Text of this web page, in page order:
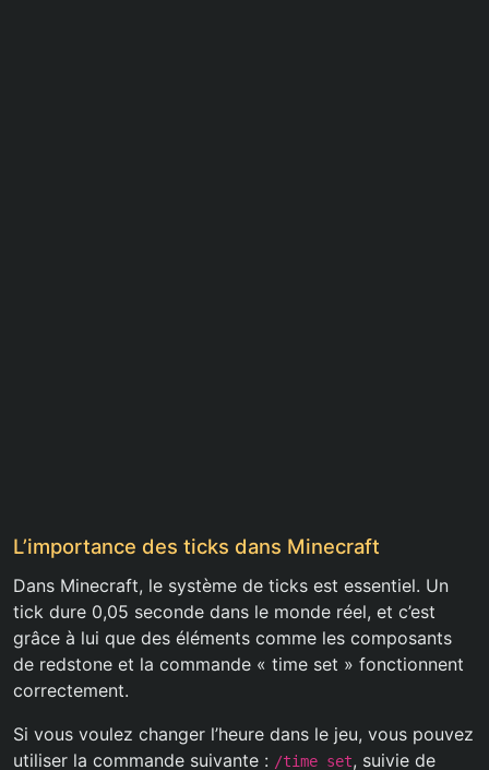
L’importance des ticks dans Minecraft
Dans Minecraft, le système de ticks est essentiel. Un
tick dure 0,05 seconde dans le monde réel, et c’est
grâce à lui que des éléments comme les composants
de redstone et la commande « time set » fonctionnent
correctement.
Si vous voulez changer l’heure dans le jeu, vous pouvez
utiliser la commande suivante : /time set, suivie de